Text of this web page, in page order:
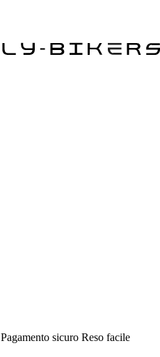
Pagamento sicuro Reso facile